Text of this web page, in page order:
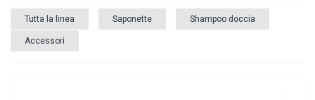
Tutta la linea Saponette Shampoo doccia
Accessori